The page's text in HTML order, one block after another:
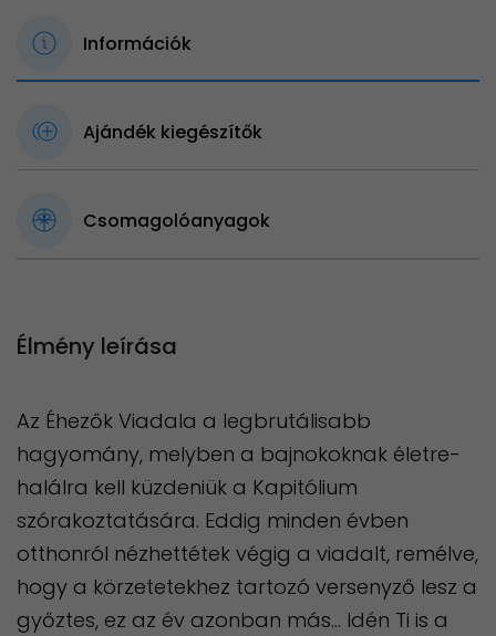
Információk
Ajándék kiegészítők
Csomagolóanyagok
Élmény leírása
Az Éhezők Viadala a legbrutálisabb
hagyomány, melyben a bajnokoknak életre-
halálra kell küzdeniük a Kapitólium
szórakoztatására. Eddig minden évben
otthonról nézhettétek végig a viadalt, remélve,
hogy a körzetetekhez tartozó versenyző lesz a
győztes, ez az év azonban más… Idén Ti is a